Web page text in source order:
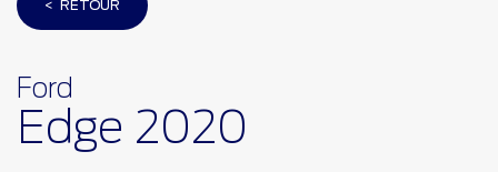
< RETOUR
Ford
Edge 2020